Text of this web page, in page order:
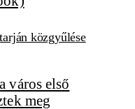
közgyűlése